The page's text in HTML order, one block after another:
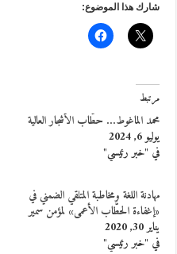
شارك هذا الموضوع:
مرتبط
محمد الماغوط… حطّاب الأشجار العالية
يوليو 6, 2024
في "خبر رئيسي"
مهادنة اللغة ومخاطبة المتلقي الضمني في
«إغفاءة الحطَّاب الأعمى» لمؤمن سمير
يناير 30, 2020
في "خبر رئيسي"